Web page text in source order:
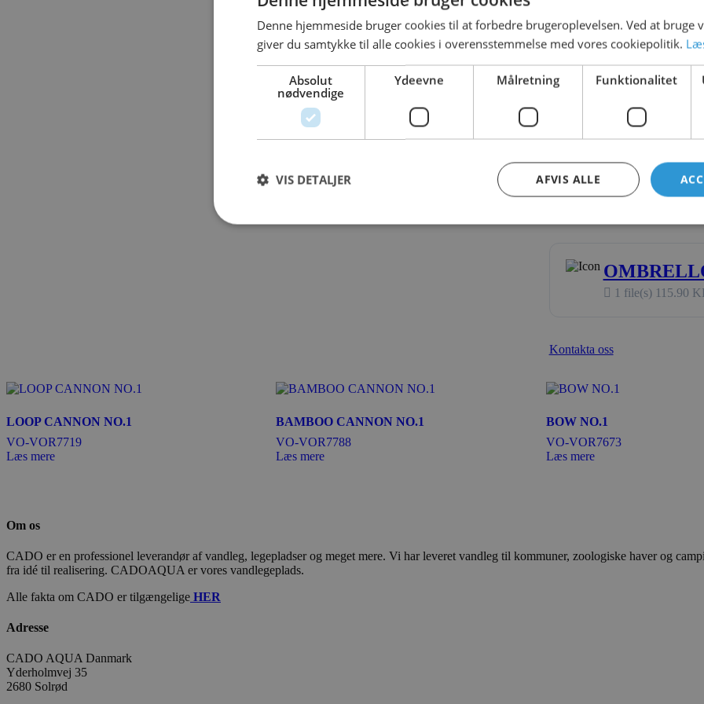
2
1 file(s) 329.08
1 file(s) 115.90
Kontakta oss
LOOP CANNON NO.1
VO-VOR7719
Læs mere
BAMBOO CANNON NO.1
VO-VOR7788
Læs mere
BOW NO.1
VO-VOR7673
Læs mere
Om os
CADO er en professionel leverandør af vandleg, legepladser og meget mere. Vi har leveret vandleg til kommuner, zoologiske haver og
fra idé til realisering. CADOAQUA er vores vandlegeplads.
Alle fakta om CADO er tilgængelige HER
Adresse
CADO AQUA Danmark
Yderholmvej 35
2680 Solrød
Denne hjemmeside bruger cookies til at forbedre brugeroplevelsen. Ved at bruge
giver du samtykke til alle cookies i overensstemmelse med vores cookiepolitik.
Absolut
nødvendige
Ydeevne Målretning Funktionalitet
AFVIS ALLE
VIS DETALJER